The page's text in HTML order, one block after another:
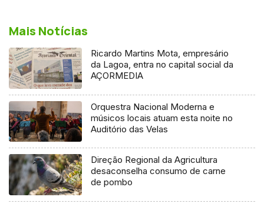
Mais Notícias
Ricardo Martins Mota, empresário
da Lagoa, entra no capital social da
AÇORMEDIA
Orquestra Nacional Moderna e
músicos locais atuam esta noite no
Auditório das Velas
Direção Regional da Agricultura
desaconselha consumo de carne
de pombo